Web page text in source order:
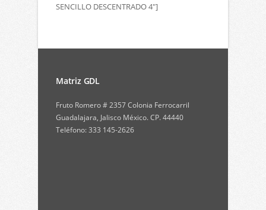
SENCILLO DESCENTRADO 4″]
Matriz GDL
Fruto Romero # 2357 Colonia Ferrocarril
Guadalajara, Jalisco México. CP. 44440
Teléfono: 333 145-2626